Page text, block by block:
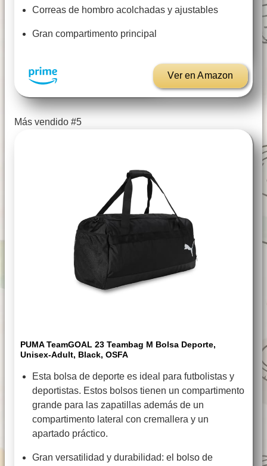
Correas de hombro acolchadas y ajustables
Gran compartimento principal
Ver en Amazon
Más vendido #5
PUMA TeamGOAL 23 Teambag M Bolsa Deporte,
Unisex-Adult, Black, OSFA
Esta bolsa de deporte es ideal para futbolistas y
deportistas. Estos bolsos tienen un compartimento
grande para las zapatillas además de un
compartimento lateral con cremallera y un
apartado práctico.
Gran versatilidad y durabilidad: el bolso de